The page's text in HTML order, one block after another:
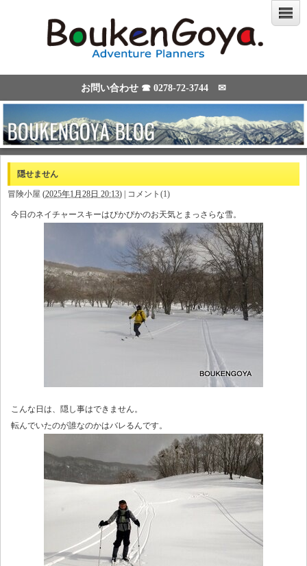
お問い合わせ ☎ 0278-72-3744 ✉
隠せません
冒険小屋 (2025年1月28日 20:13) | コメント(1)
今日のネイチャースキーはぴかぴかのお天気とまっさらな雪。
こんな日は、隠し事はできません。
転んでいたのが誰なのかはバレるんです。